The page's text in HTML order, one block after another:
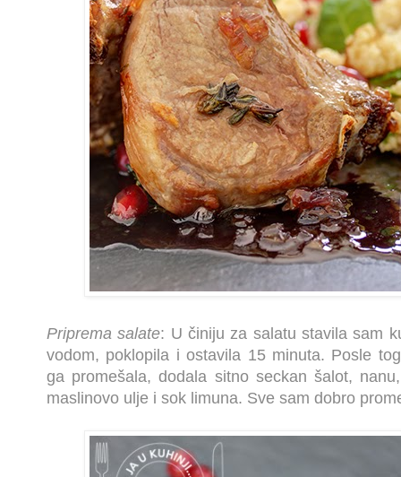
Priprema salate: U činiju za salatu stavila sam
vodom, poklopila i ostavila 15 minuta. Posle
ga promešala, dodala sitno seckan šalot,
maslinovo ulje i sok limuna. Sve sam dobro